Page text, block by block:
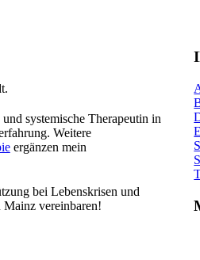
systemische Therapeutin in
Weitere
ergänzen mein
bei Lebenskrisen und
Mainz vereinbaren!